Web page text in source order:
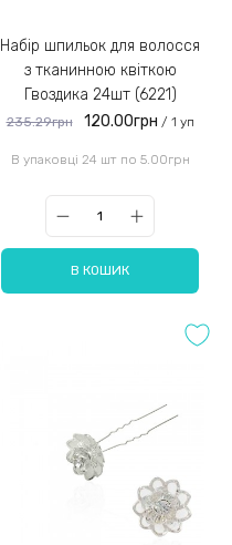
Набір шпильок для волосся
з тканинною квіткою
Гвоздика 24шт (6221)
235.29грн 120.00грн / 1 уп
В упаковці 24 шт по 5.00грн
В КОШИК